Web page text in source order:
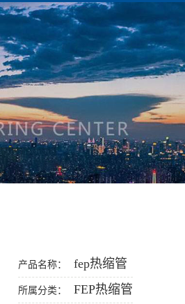
产品名称： fep热缩管
所属分类： FEP热缩管